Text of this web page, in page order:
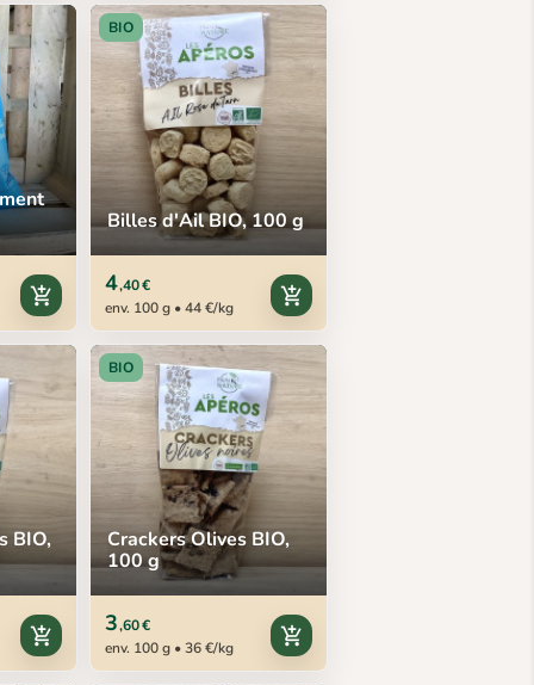
add_shopping_cart
BIO
Billes d'Ail BIO, 100 g
4,40 €
env. 100 g • 44 €/kg
add_shopping_cart
BIO,
add_shopping_cart
BIO
Crackers Olives BIO,
100 g
3,60 €
env. 100 g • 36 €/kg
add_shopping_cart